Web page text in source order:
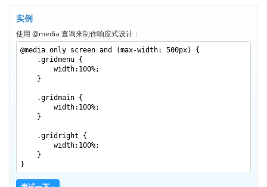
max-height
max-width
@media
nav-up
实例
使用 @media 查询来制作响应式设计：
@media only screen and (max-width: 500px) {
.gridmenu {
width:100%;
}
.gridmain {
width:100%;
}
.gridright {
width:100%;
}
}